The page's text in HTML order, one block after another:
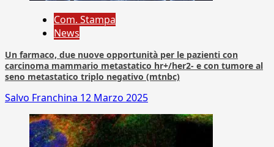
Com. Stampa
News
Un farmaco, due nuove opportunità per le pazienti con
carcinoma mammario metastatico hr+/her2- e con tumore al
seno metastatico triplo negativo (mtnbc)
Salvo Franchina 12 Marzo 2025